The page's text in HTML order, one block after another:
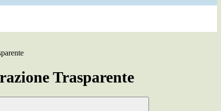
Trasparente